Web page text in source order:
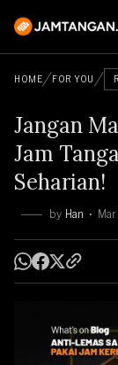
HOME FOR YOU
Jangan
Jam
Seharian!
by Han